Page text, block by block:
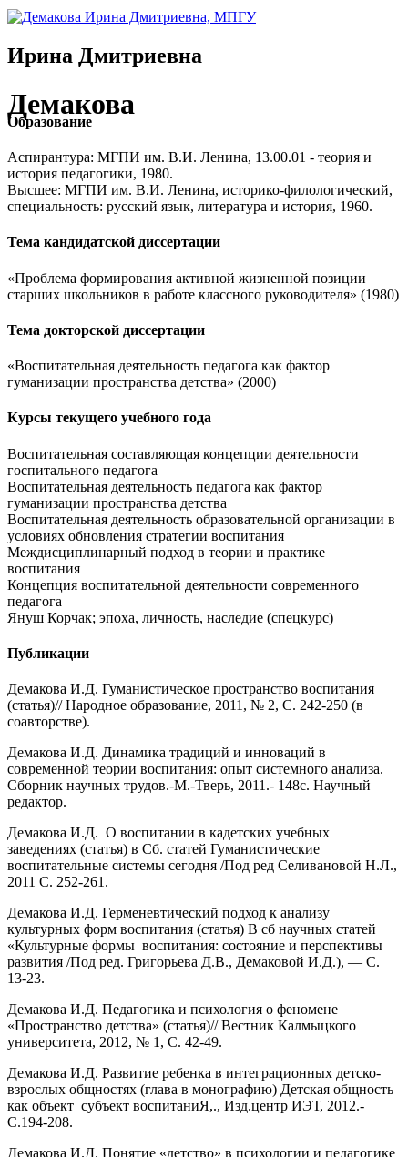
Ирина Дмитриевна
Демакова
Образование
Аспирантура: МГПИ им. В.И. Ленина, 13.00.01 - теория и
история педагогики, 1980.
Высшее: МГПИ им. В.И. Ленина, историко-филологический,
специальность: русский язык, литература и история, 1960.
Тема кандидатской диссертации
«Проблема формирования активной жизненной позиции
старших школьников в работе классного руководителя» (1980)
Тема докторской диссертации
«Воспитательная деятельность педагога как фактор
гуманизации пространства детства» (2000)
Курсы текущего учебного года
Воспитательная составляющая концепции деятельности
госпитального педагога
Воспитательная деятельность педагога как фактор
гуманизации пространства детства
Воспитательная деятельность образовательной организации в
условиях обновления стратегии воспитания
Междисциплинарный подход в теории и практике
воспитания
Концепция воспитательной деятельности современного
педагога
Януш Корчак; эпоха, личность, наследие (спецкурс)
Публикации
Демакова И.Д. Гуманистическое пространство воспитания
(статья)// Народное образование, 2011, № 2, С. 242-250 (в
соавторстве).
Демакова И.Д. Динамика традиций и инноваций в
современной теории воспитания: опыт системного анализа.
Сборник научных трудов.-М.-Тверь, 2011.- 148с. Научный
редактор.
Демакова И.Д. О воспитании в кадетских учебных
заведениях (статья) в Сб. статей Гуманистические
воспитательные системы сегодня /Под ред Селивановой Н.Л.,
2011 С. 252-261.
Демакова И.Д. Герменевтический подход к анализу
культурных форм воспитания (статья) В сб научных статей
«Культурные формы воспитания: состояние и перспективы
развития /Под ред. Григорьева Д.В., Демаковой И.Д.), — С.
13-23.
Демакова И.Д. Педагогика и психология о феномене
«Пространство детства» (статья)// Вестник Калмыцкого
университета, 2012, № 1, С. 42-49.
Демакова И.Д. Развитие ребенка в интеграционных детско-
взрослых общностях (глава в монографию) Детская общность
как объект субъект воспитаниЯ,., Изд.центр ИЭТ, 2012.-
С.194-208.
Демакова И.Д. Понятие «детство» в психологии и педагогике